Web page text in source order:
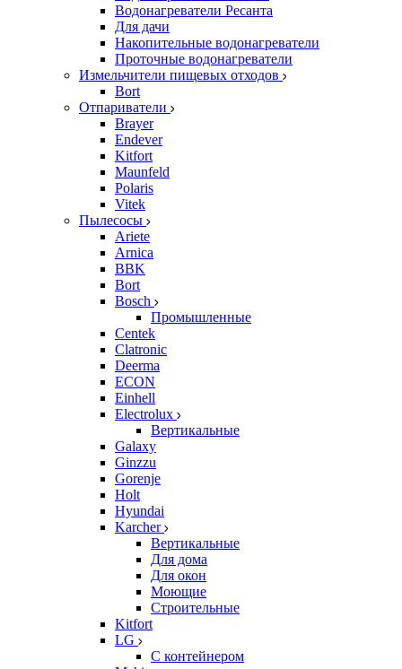
Водонагреватели Ресанта
Для дачи
Накопительные водонагреватели
Проточные водонагреватели
Измельчители пищевых отходов
Bort
Отпариватели
Brayer
Endever
Kitfort
Maunfeld
Polaris
Vitek
Пылесосы
Ariete
Arnica
BBK
Bort
Bosch
Промышленные
Centek
Clatronic
Deerma
ECON
Einhell
Electrolux
Вертикальные
Galaxy
Ginzzu
Gorenje
Holt
Hyundai
Karcher
Вертикальные
Для дома
Для окон
Моющие
Строительные
Kitfort
LG
С контейнером